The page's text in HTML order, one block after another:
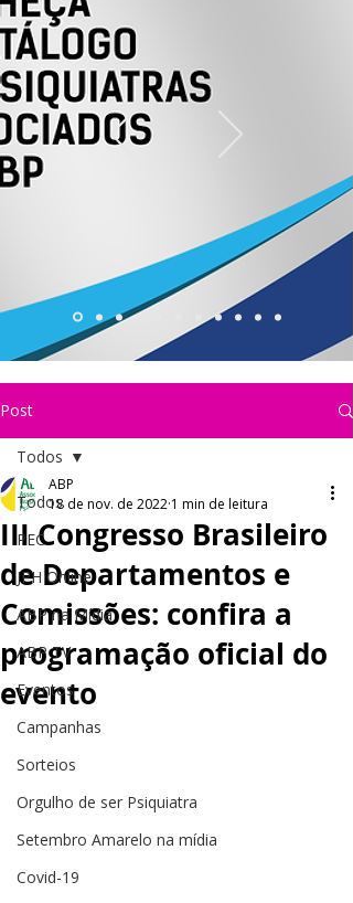
Post
Todos
PEC
JPH Online
ABP na Mídia
ABP TV
Eventos
Campanhas
Sorteios
Orgulho de ser Psiquiatra
Setembro Amarelo na mídia
Covid-19
Todos
III Congresso Brasileiro
de Departamentos e
Comissões: confira a
programação oficial do
evento
ABP
18 de nov. de 2022 1 min de leitura